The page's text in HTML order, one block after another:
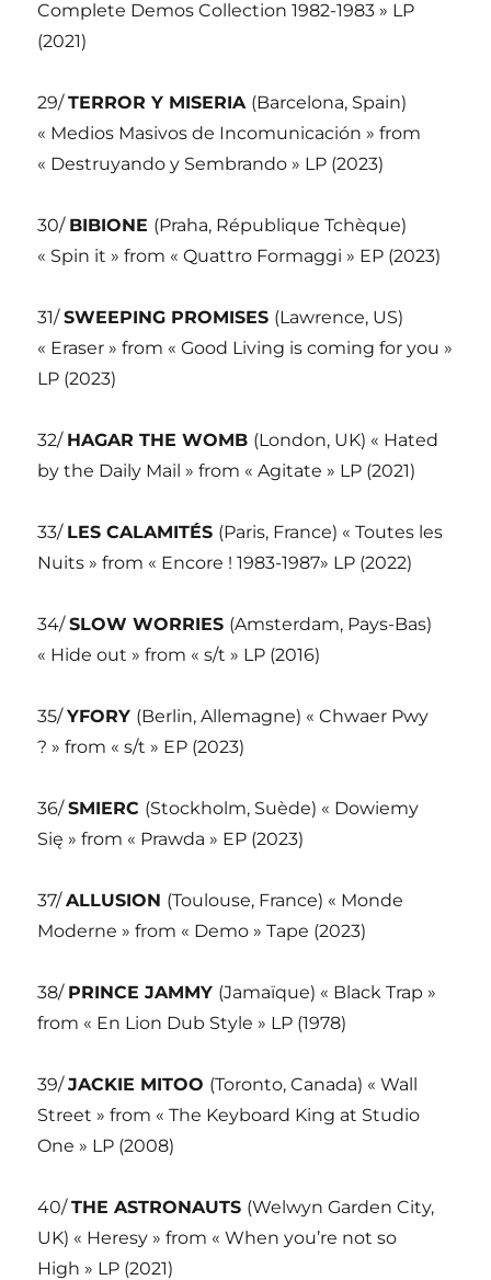
Complete Demos Collection 1982-1983 » LP
(2021)
29/TERROR Y MISERIA (Barcelona, Spain)
« Medios Masivos de Incomunicación » from
« Destruyando y Sembrando » LP (2023)
30/ BIBIONE (Praha, République Tchèque)
« Spin it » from « Quattro Formaggi » EP (2023)
31/SWEEPING PROMISES (Lawrence, US)
« Eraser » from « Good Living is coming for you »
LP (2023)
32/ HAGAR THE WOMB (London, UK) « Hated
by the Daily Mail » from « Agitate » LP (2021)
33/ LES CALAMITÉS (Paris, France) « Toutes les
Nuits » from « Encore ! 1983-1987» LP (2022)
34/SLOW WORRIES (Amsterdam, Pays-Bas)
« Hide out » from « s/t » LP (2016)
35/YFORY (Berlin, Allemagne) « Chwaer Pwy
? » from « s/t » EP (2023)
36/SMIERC (Stockholm, Suède) « Dowiemy
Się » from « Prawda » EP (2023)
37/ALLUSION (Toulouse, France) « Monde
Moderne » from « Demo » Tape (2023)
38/ PRINCE JAMMY (Jamaïque) « Black Trap »
from « En Lion Dub Style » LP (1978)
39/JACKIE MITOO (Toronto, Canada) « Wall
Street » from « The Keyboard King at Studio
One » LP (2008)
40/THE ASTRONAUTS (Welwyn Garden City,
UK) « Heresy » from « When you’re not so
High » LP (2021)